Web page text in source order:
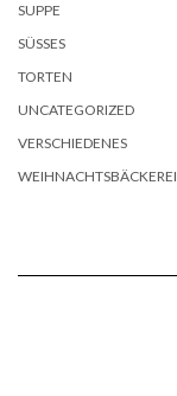
SUPPE
SÜSSES
TORTEN
UNCATEGORIZED
VERSCHIEDENES
WEIHNACHTSBÄCKEREI